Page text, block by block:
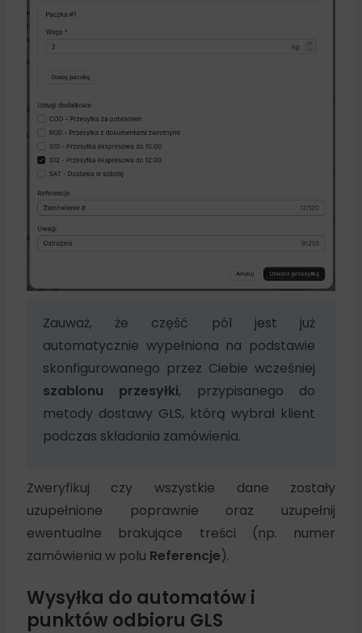
Zauważ, że część pól jest już
automatycznie wypełniona na podstawie
skonfigurowanego przez Ciebie wcześniej
szablonu przesyłki, przypisanego do
metody dostawy GLS, którą wybrał klient
podczas składania zamówienia.
Zweryfikuj czy wszystkie dane zostały
uzupełnione poprawnie oraz uzupełnij
ewentualne brakujące treści (np. numer
zamówienia w polu Referencje).
Wysyłka do automatów i
punktów odbioru GLS